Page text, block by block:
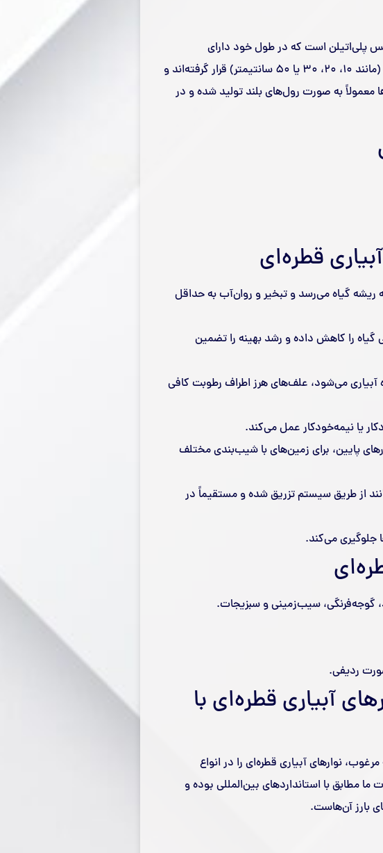
جنس پلی‌اتیلن است که در طول خود دارای
خروجی‌های کنترل‌شده می‌باشد. این دریپرها در فاصله‌های مشخصی (مانند ۱۰، ۲۰، ۳۰ یا ۵۰ سانتیمتر) قرار گرفته‌اند و
معمولاً به صورت رول‌های بلند تولید شده و در
قطره‌ای
آب (تا ۷۰٪): آب مستقیماً به ریشه گیاه می‌رسد و تبخیر و روان‌آب به حداقل
را کاهش داده و رشد بهینه را تضمین
می‌شود، علف‌های هرز اطراف رطوبت کافی
یا نیمه‌خودکار عمل می‌کند.
پایین، برای زمین‌های با شیب‌بندی مختلف
از طریق سیستم تزریق شده و مستقیماً در
جلوگیری می‌کند.
گوجه‌فرنگی، سیب‌زمینی و سبزیجات.
ردیفی.
آبیاری قطره‌ای با
نوارهای آبیاری قطره‌ای را در انواع
مطابق با استانداردهای بین‌المللی بوده و